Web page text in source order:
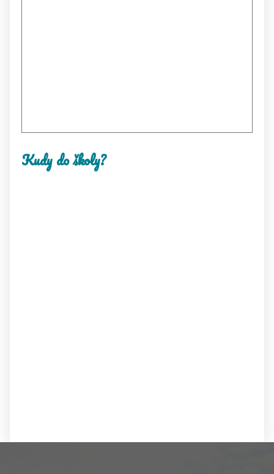
Kudy do školy?